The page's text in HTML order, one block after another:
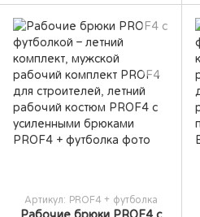
Артикул: PROF4 + футболка